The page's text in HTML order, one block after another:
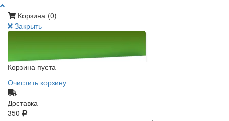
Корзина (0)
Закрыть
Корзина пуста
Очистить корзину
Доставка
350